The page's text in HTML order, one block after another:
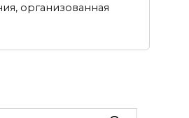
организованная